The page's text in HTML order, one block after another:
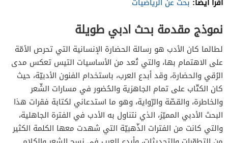
نموذج مقدمة بحث ادبي طويلة
لطالما كان الأدب هو رسالة الحضارة الإنسانية التي تحرص الأمّة
على الاهتمام بها، والتي تُعد من الأساسيات التيس تعكس مدى
الرُقي والحضارة، وقد أبدع العرب، باستخدام الفنون الأدبيّة، حيث
كان الكتّاب على تمام الجاهزية والحُضور في مسارات الشّعر
والخاطرة، والقصّة والرّواية، وهو ما استدعاني لكتابة فقرات هذا
البحث الأدبي المميّز، الذي نتناول به الأدب في الفترة الجاهلية،
والتي كانت من الفترات الذّهبيّة التي شهدت معها الكلمة الكثير